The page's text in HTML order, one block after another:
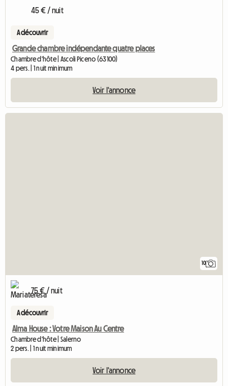
45 € / nuit
A découvrir
Grande chambre indépendante quatre places
Chambre d'hôte | Ascoli Piceno (63100)
4 pers. | 1 nuit minimum
Voir l'annonce
10
75 € / nuit
A découvrir
Alma House : Votre Maison Au Centre
Chambre d'hôte | Salerno
2 pers. | 1 nuit minimum
Voir l'annonce